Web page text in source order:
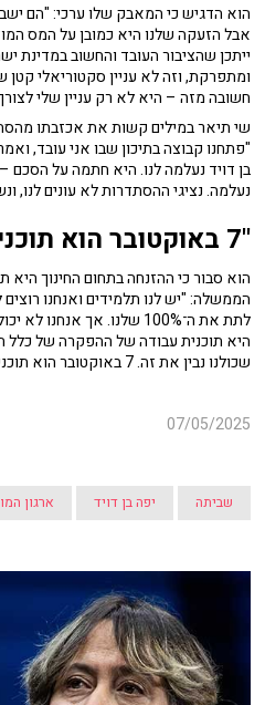
הוא הדגיש כי המאבק שלו ערכי: "הם
אבל הזעקה שלנו היא כמובן על המס
ייתכן שהציבור העובד והחשוב
ומתפרקת, וזה לא עניין סקטוריאלי
חשובה מזה – היא לא רק עניין שלי
שי תיאר במילים קשות את אכזבתו
"פתחנו קבוצה בתיכון שבו אני עובד,
בן דויד נעלמה לנו. היא חתמה על
נעלמה. נציגי ההסתדרות לא עונים לנו,
"7 באוקטובר הוא תוכנית עבודה"
הוא סבור כי ההזנחה בתחום החינוך היא
הממשלה: "יש לנו תלמידים ואנחנו רוצים
היא תוכנית עבודה של ההפקרה של כלל
שכולנו נבין את זה. 7 באוקטובר הוא תוכנית עבודה".
07/05/2025
שביתה יפה בן דויד ארגון